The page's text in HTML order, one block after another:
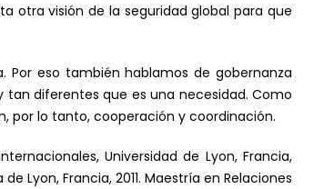
otra visión de la seguridad global para que
Por eso también hablamos de gobernanza
tan diferentes que es una necesidad. Como
por lo tanto, cooperación y coordinación.
Universidad de Lyon, Francia,
Lyon, Francia, 2011. Maestría en Relaciones